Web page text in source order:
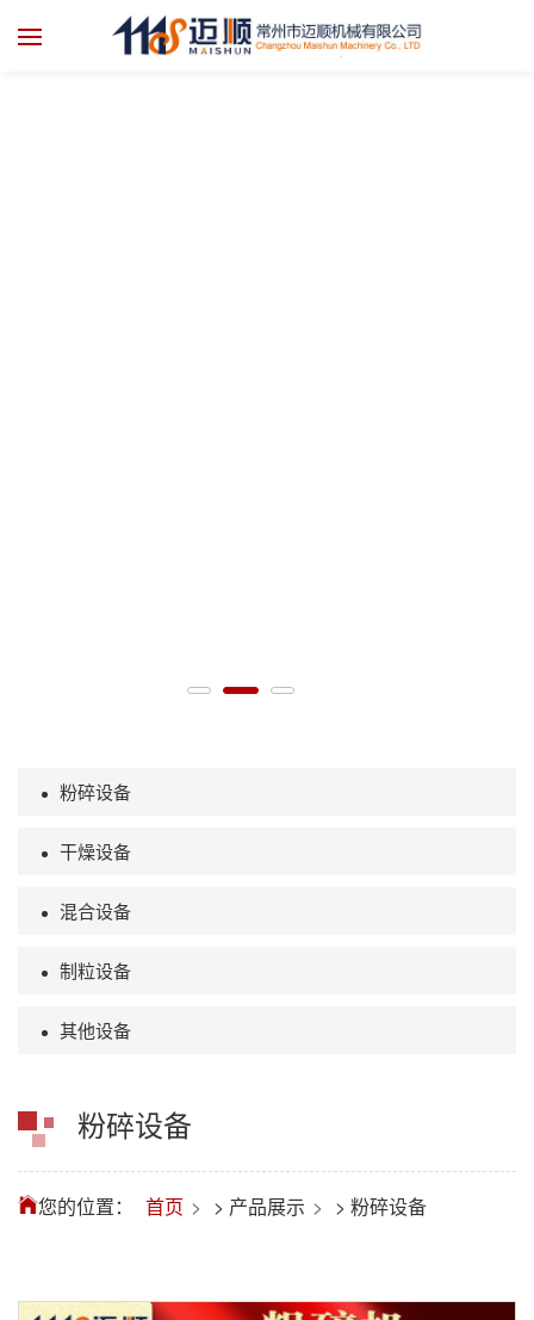
粉碎设备
干燥设备
混合设备
制粒设备
其他设备
粉碎设备
您的位置： 首页 > 产品展示 > 粉碎设备